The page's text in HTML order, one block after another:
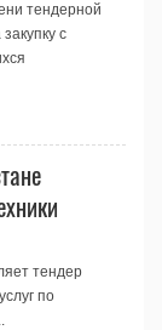
тендерной
с
тендер
по